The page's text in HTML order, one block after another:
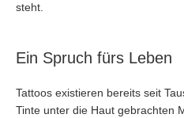
steht.
Ein Spruch fürs Leben
Tattoos existieren bereits seit
Tinte unter die Haut gebrachten